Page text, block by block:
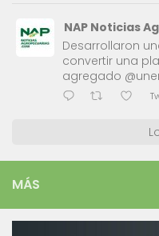
NAP Noticias
Desarrollaron
convertir una
agregado
MÁS